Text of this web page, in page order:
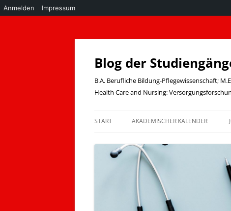
Anmelden Impressum
Zum
springen
Blog der
B.A. Berufliche Bildung-Pflegewissenschaft;
Health Care and Nursing:
START AKADEMISCHER KALENDER